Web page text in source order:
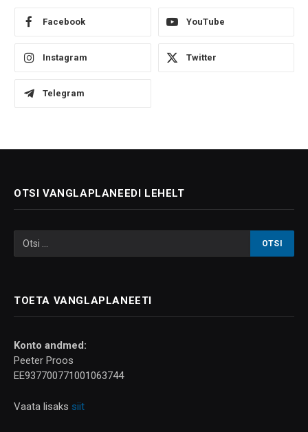
Facebook YouTube
Instagram Twitter
Telegram
OTSI VANGLAPLANEEDI LEHELT
TOETA VANGLAPLANEETI
Konto andmed:
Peeter Proos
EE937700771001063744
Vaata lisaks siit